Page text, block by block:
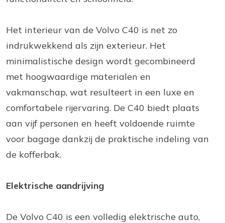
Het interieur van de Volvo C40 is net zo
indrukwekkend als zijn exterieur. Het
minimalistische design wordt gecombineerd
met hoogwaardige materialen en
vakmanschap, wat resulteert in een luxe en
comfortabele rijervaring. De C40 biedt plaats
aan vijf personen en heeft voldoende ruimte
voor bagage dankzij de praktische indeling van
de kofferbak.
Elektrische aandrijving
De Volvo C40 is een volledig elektrische auto,